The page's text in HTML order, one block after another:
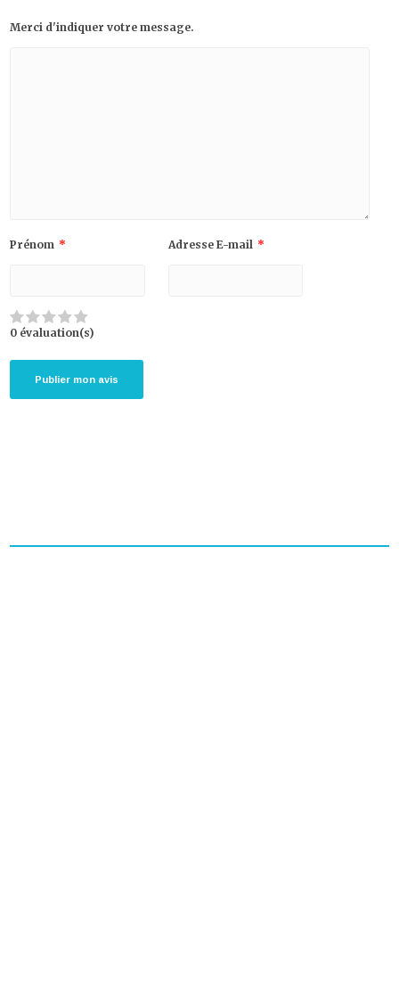
Merci d'indiquer votre message.
Prénom * Adresse E-mail *
0 évaluation(s)